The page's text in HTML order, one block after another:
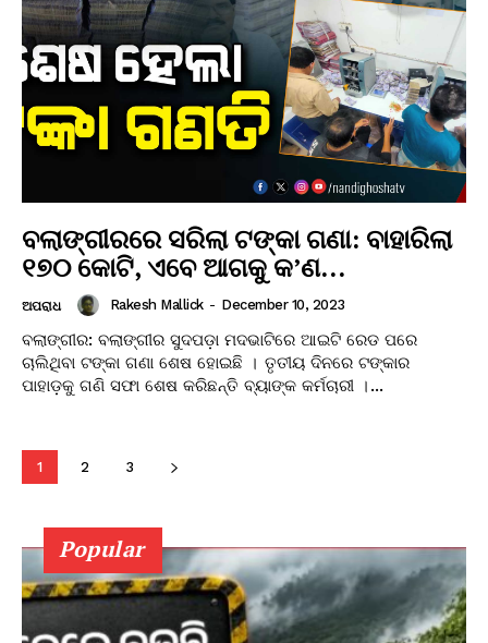
ବଲାଙ୍ଗୀରରେ ସରିଲା ଟଙ୍କା ଗଣା: ବାହାରିଲା
୧୭୦ କୋଟି, ଏବେ ଆଗକୁ କ’ଣ…
ଅପରାଧ Rakesh Mallick - December 10, 2023
ବଲାଙ୍ଗୀର: ବଲାଙ୍ଗୀର ସୁଦପଡ଼ା ମଦଭାଟିରେ ଆଇଟି ରେଡ ପରେ
ଚାଲିଥିବା ଟଙ୍କା ଗଣା ଶେଷ ହୋଇଛି । ତୃତୀୟ ଦିନରେ ଟଙ୍କାର
ପାହାଡ଼କୁ ଗଣି ସଫା ଶେଷ କରିଛନ୍ତି ବ୍ୟାଙ୍କ କର୍ମଚାରୀ ।...
1 2 3
Popular